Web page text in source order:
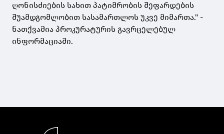
ღონისძიების სახით პატიმრობის შეფარდების
შუამდგომლობით სასამართლოს უკვე მიმართა." -
ნათქვამია პროკურატურის გავრცელებულ
ინფორმაციაში.